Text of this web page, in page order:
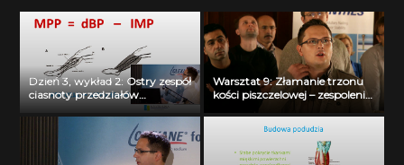
Dzień 3, wykład 2: Ostry zespół
ciasnoty przedziałów
powięziowych. Dr Michał
Maciejewski
Warsztat 9: Złamanie trzonu
kości piszczelowej – zespolenie
Maciejewski